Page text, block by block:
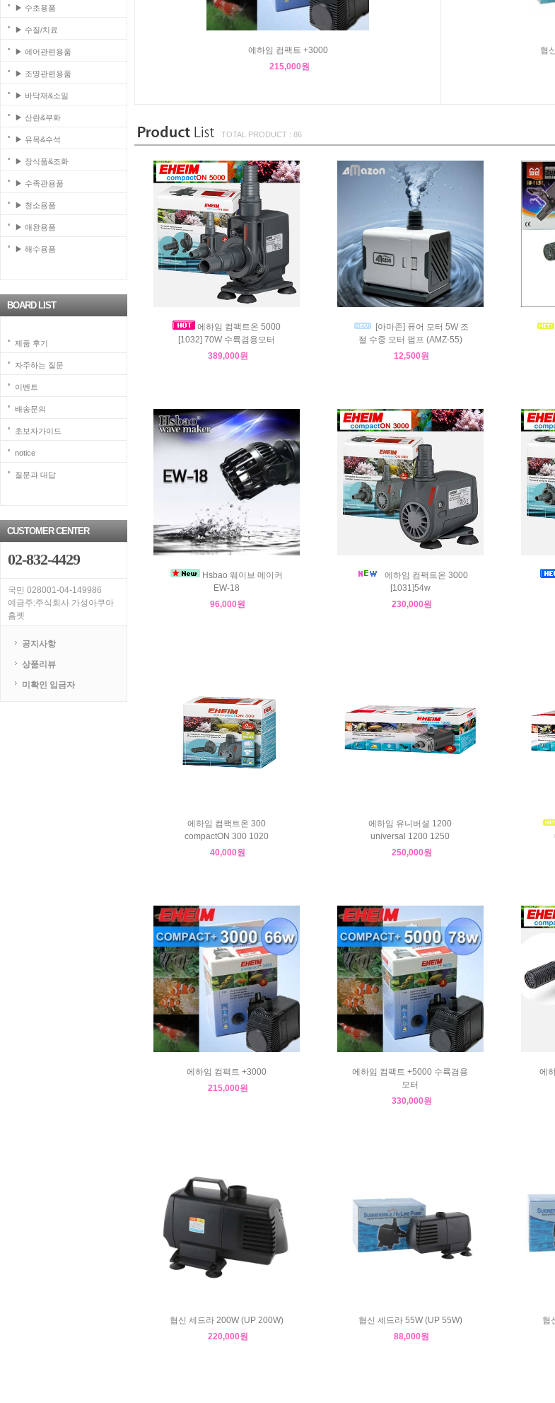
▶ 수초용품
▶ 수질/치료
▶ 에어관련용품
▶ 조명관련용품
▶ 바닥재&소일
▶ 산란&부화
▶ 유목&수석
▶ 장식품&조화
▶ 수족관용품
▶ 청소용품
▶ 애완용품
▶ 해수용품
BOARD LIST
제품 후기
자주하는 질문
이벤트
배송문의
초보자가이드
notice
질문과 대답
CUSTOMER CENTER
02-832-4429
국민 028001-04-149986
예금주:주식회사 가성아쿠아
홈펫
공지사항
상품리뷰
미확인 입금자
에하임 컴팩트 +3000
215,000원
협
TOTAL PRODUCT : 86
에하임 컴팩트온 5000
[1032] 70W 수륙겸용모터
389,000원
[아마존] 퓨어 모터 5W 조
절 수중 모터 펌프 (AMZ-55)
12,500원
Hsbao 웨이브 메이커
EW-18
96,000원
에하임 컴팩트온 3000
[1031]54w
230,000원
에하임 컴팩트온 300
compactON 300 1020
40,000원
에하임 유니버셜 1200
universal 1200 1250
250,000원
에하임 컴팩트 +3000
215,000원
에하임 컴팩트 +5000 수륙겸용
모터
330,000원
에
협신 세드라 200W (UP 200W)
220,000원
협신 세드라 55W (UP 55W)
88,000원
협